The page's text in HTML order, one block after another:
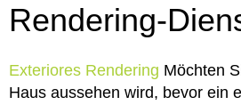
Rendering-
Exteriores Rendering Möchten
Haus aussehen wird, bevor ein